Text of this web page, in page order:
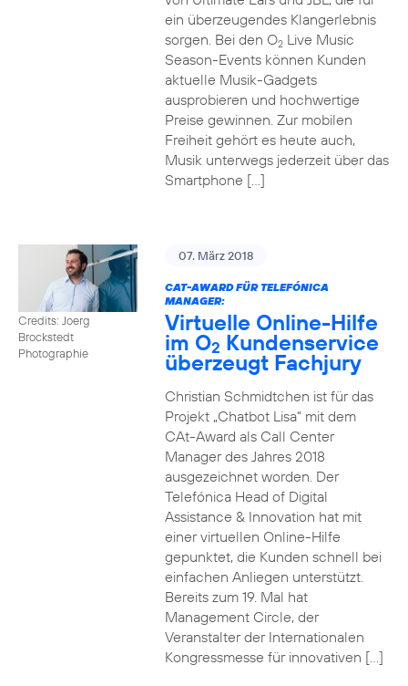
ein überzeugendes Klangerlebnis
sorgen. Bei den O2Live Music
Season-Events können Kunden
aktuelle Musik-Gadgets
ausprobieren und hochwertige
Preise gewinnen. Zur mobilen
Freiheit gehört es heute auch,
Musik unterwegs jederzeit über das
Smartphone […]
Credits: Joerg
Brockstedt
Photographie
07. März 2018
CAT-AWARD FÜR TELEFÓNICA
MANAGER:
Virtuelle Online-Hilfe
im O2 Kundenservice
überzeugt Fachjury
Christian Schmidtchen ist für das
Projekt „Chatbot Lisa“ mit dem
CAt-Award als Call Center
Manager des Jahres 2018
ausgezeichnet worden. Der
Telefónica Head of Digital
Assistance & Innovation hat mit
einer virtuellen Online-Hilfe
gepunktet, die Kunden schnell bei
einfachen Anliegen unterstützt.
Bereits zum 19. Mal hat
Management Circle, der
Veranstalter der Internationalen
Kongressmesse für innovativen […]